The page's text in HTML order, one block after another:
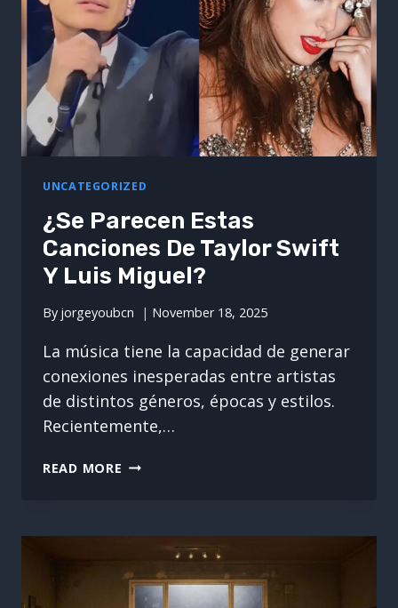
EN
MADRID
UNCATEGORIZED
¿Se Parecen Estas
Canciones De Taylor Swift
Y Luis Miguel?
By jorgeyoubcn November 18, 2025
La música tiene la capacidad de generar
conexiones inesperadas entre artistas
de distintos géneros, épocas y estilos.
Recientemente,…
READ MORE ¿SE
SWIFT